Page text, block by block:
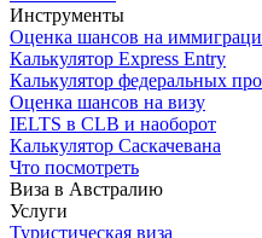
Инструменты
Оценка шансов на
Калькулятор Express Entry
Калькулятор федеральных
Оценка шансов на визу
IELTS в CLB и наоборот
Калькулятор Саскачевана
Что посмотреть
Виза в Австралию
Услуги
Туристическая виза